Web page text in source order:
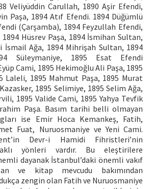
Veliyüddin Carullah, 1890 Aşir Efendi,
Paşa, 1894 Atıf Efendi. 1894 Düğümlü
(Çarşamba), 1894 Feyzullah Efendi,
Hüsrev Paşa, 1894 İsmihan Sultan,
İsmail Ağa, 1894 Mihrişah Sultan, 1894
Süleymaniye, 1895 Esat Efendi
Cami, 1895 Hekimoğlu Ali Paşa, 1895
Laleli, 1895 Mahmut Paşa, 1895 Murat
1895 Selimiye, 1895 Selim Ağa,
1895 Valide Cami, 1895 Yahya Tevfik
Paşa. Basım tarihi belli olmayan
ise Emir Hoca Kemankeş, Fatih,
Fuat, Nuruosmaniye ve Yeni Cami.
Devr-i Hamidi Fihristleri’nin
yönleri vardır. Bu eleştirilere
dayanak İstanbul’daki önemli vakıf
ve kitap mevcudu bakımından
zengin olan Fatih ve Nuruosmaniye